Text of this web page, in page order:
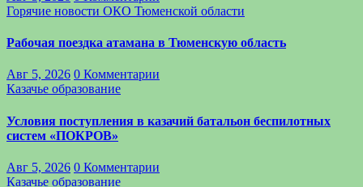
Горячие новости ОКО Тюменской области
Рабочая поездка атамана в Тюменскую область
Авг 5, 2026 0 Комментарии
Казачье образование
Условия поступления в казачий батальон беспилотных
систем «ПОКРОВ»
Авг 5, 2026 0 Комментарии
Казачье образование